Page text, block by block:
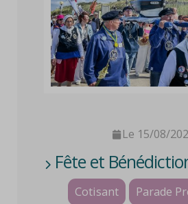
Le 15/08/
Fête et
Cotisant
Parade